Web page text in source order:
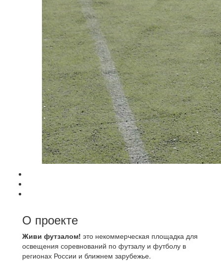
О проекте
Живи футзалом! это некоммерческая площадка для
освещения соревнований по футзалу и футболу в
регионах России и ближнем зарубежье.